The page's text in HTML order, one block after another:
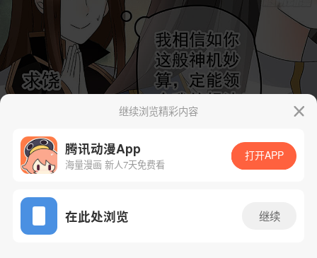
App免费看
继续浏览精彩内容
腾讯动漫App
海量漫画 新人7天免费看
打开APP
在此处浏览 继续